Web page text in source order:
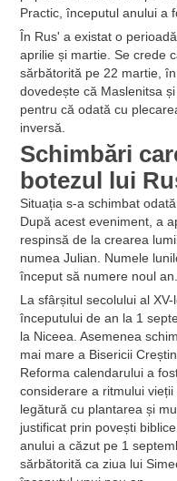
Practic, începutul anului a
În Rus' a existat o
aprilie și martie. Se crede
sărbătorită pe 22 martie,
dovedește că Maslenitsa
pentru că odată cu
inversă.
Schimbări
botezul lui
Situația s-a schimbat
După acest eveniment, a
respinsă de la crearea
numea Julian. Numele
început să numere noul an.
La sfârșitul secolului al
începutului de an la 1
la Niceea. Asemenea
mai mare a Bisericii
Reforma calendarului a
considerare a ritmului
legătură cu plantarea și
justificat prin povești
anului a căzut pe 1
sărbătorită ca ziua lui